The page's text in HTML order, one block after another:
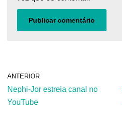
ANTERIOR
Nephi-Jor estreia canal no
YouTube